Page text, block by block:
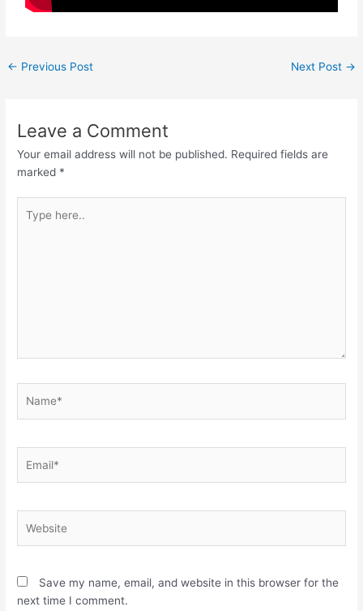
← Previous Post Next Post →
Leave a Comment
Your email address will not be published. Required fields are
marked *
here..
Save my name, email, and website in this browser for the
next time I comment.